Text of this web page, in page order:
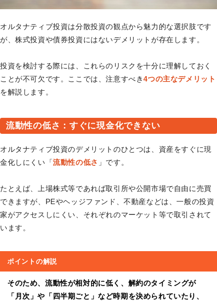
オルタナティブ投資は分散投資の観点から魅力的な選択肢です
が、株式投資や債券投資にはないデメリットが存在します。
投資を検討する際には、これらのリスクを十分に理解しておく
ことが不可欠です。ここでは、注意すべき4つの主なデメリット
を解説します。
流動性の低さ：すぐに現金化できない
オルタナティブ投資のデメリットのひとつは、資産をすぐに現
金化しにくい「流動性の低さ 」です。
たとえば、上場株式等であれば取引所や公開市場で自由に売買
できますが、PEやヘッジファンド、不動産などは、一般の投資
家がアクセスしにくい、それぞれのマーケット等で取引されて
います。
ポイントの解説
そのため、流動性が相対的に低く、解約のタイミングが
「月次」や「四半期ごと」など時期を決められていたり、